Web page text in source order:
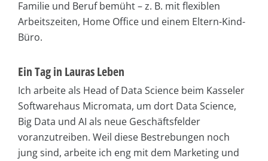
Familie und Beruf bemüht – z. B. mit flexiblen
Arbeitszeiten, Home Office und einem Eltern-Kind-
Büro.
Ein Tag in Lauras Leben
Ich arbeite als Head of Data Science beim Kasseler
Softwarehaus Micromata, um dort Data Science,
Big Data und AI als neue Geschäftsfelder
voranzutreiben. Weil diese Bestrebungen noch
jung sind, arbeite ich eng mit dem Marketing und